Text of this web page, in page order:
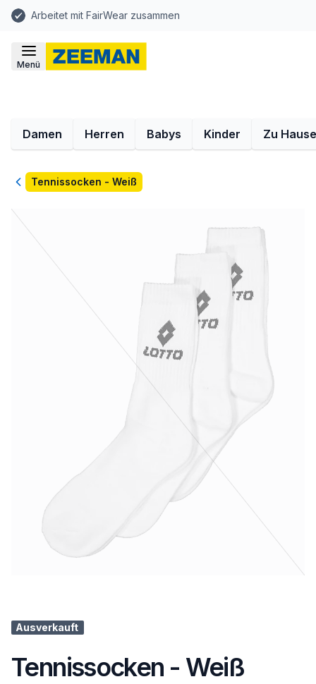
Arbeitet mit FairWear zusammen
Menü
Damen Herren Babys Kinder Zu Hause
ZurückTennissocken - Weiß
Ausverkauft
Tennissocken - Weiß